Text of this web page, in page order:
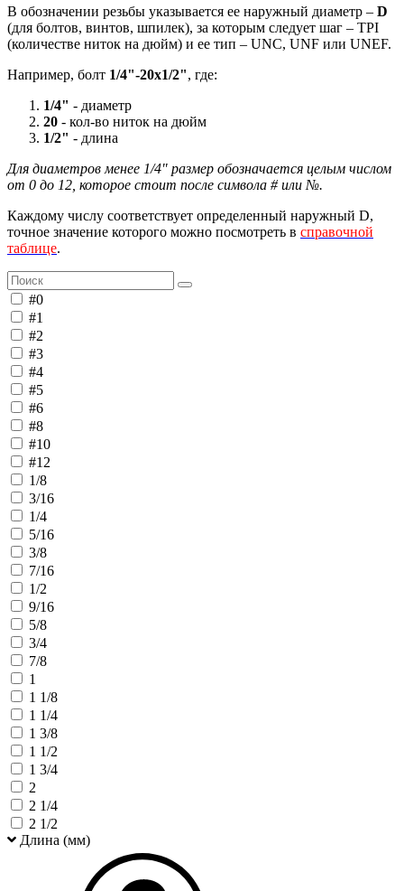
В обозначении резьбы указывается ее наружный диаметр – D
(для болтов, винтов, шпилек), за которым следует шаг – TPI
(количестве ниток на дюйм) и ее тип – UNC, UNF или UNEF.
Например, болт 1/4"-20х1/2", где:
1/4" - диаметр
20 - кол-во ниток на дюйм
1/2" - длина
Для диаметров менее 1/4" размер обозначается целым числом
от 0 до 12, которое стоит после символа # или №.
Каждому числу соответствует определенный наружный D,
точное значение которого можно посмотреть в справочной
таблице.
#0
#1
#2
#3
#4
#5
#6
#8
#10
#12
1/8
3/16
1/4
5/16
3/8
7/16
1/2
9/16
5/8
3/4
7/8
1
1 1/8
1 1/4
1 3/8
1 1/2
1 3/4
2
2 1/4
2 1/2
Длина (мм)